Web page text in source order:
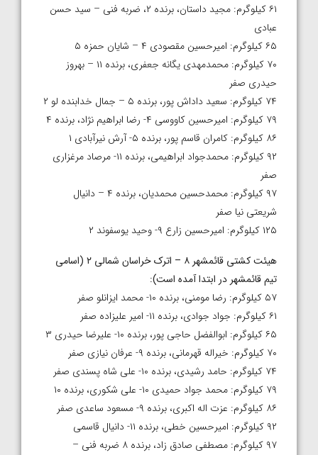
۶۱ کیلوگرم: مجید داستان، برنده ۲، ضربه فنی – سید حسن
عبادی
۶۵ کیلوگرم: امیرحسین مقصودی ۴ – شایان حمزه ۵
۷۰ کیلوگرم: محمدمهدی یگانه جعفری، برنده ۱۱ – بهروز
حیدری صفر
۷۴ کیلوگرم: سعید داداش پور، برنده ۵ – جمال خدابنده لو ۲
۷۹ کیلوگرم: امیرحسین کاووسی ۴- رضا ابراهیم نژاد، برنده ۴
۸۶ کیلوگرم: کامران قاسم پور، برنده ۵- آرش نیرآبادی ۱
۹۲ کیلوگرم: محمدجواد ابراهیمی، برنده ۱۱- مرصاد مرغزاری
صفر
۹۷ کیلوگرم: محمدحسین محمدیان، برنده ۴ – دانیال
شریعتی نیا صفر
۱۲۵ کیلوگرم: امیرحسین زارع ۹- وحید یوسفوند ۲
هیئت کشتی قائمشهر ۸ – اترک خراسان شمالی ۲ (اسامی
تیم قائمشهر در ابتدا آمده است):
۵۷ کیلوگرم: رضا مومنی، برنده ۱۰- محمد ایزانلو صفر
۶۱ کیلوگرم: جواد جوادی، برنده ۱۱- امیر علیزاده صفر
۶۵ کیلوگرم: ابوالفضل حاجی پور، برنده ۱۰- علیرضا حیدری ۳
۷۰ کیلوگرم: خیراله قهرمانی، برنده ۹- عرفان نیازی صفر
۷۴ کیلوگرم: حامد رشیدی، برنده ۱۰- علی شاه پسندی صفر
۷۹ کیلوگرم: محمد جواد حمیدی ۱۰- علی شکوری، برنده ۱۰
۸۶ کیلوگرم: عزت اله اکبری، برنده ۹- مسعود ساعدی صفر
۹۲ کیلوگرم: امیرحسین خطی، برنده ۱۱- دانیال قاسمی
۹۷ کیلوگرم: مصطفی صادق زاد، برنده ۸ ضربه فنی –